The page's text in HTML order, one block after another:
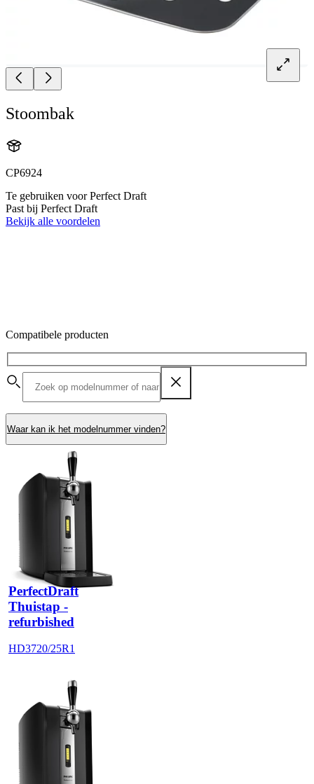
Stoombak
CP6924
Te gebruiken voor Perfect Draft
Past bij Perfect Draft
Bekijk alle voordelen
Compatibele producten
Waar kan ik het modelnummer vinden?
PerfectDraft
Thuistap -
refurbished
HD3720/25R1